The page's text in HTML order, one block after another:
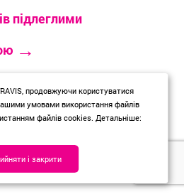
підлеглими
→
продовжуючи користуватися
умовами використання файлів
файлів cookies. Детальніше:
і закрити